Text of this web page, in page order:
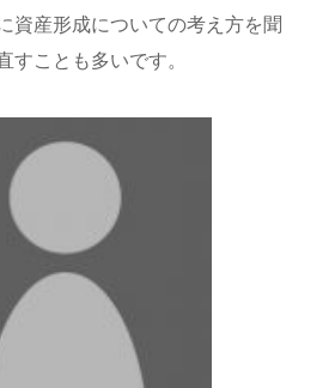
資産形成についての考え方を聞
すことも多いです。